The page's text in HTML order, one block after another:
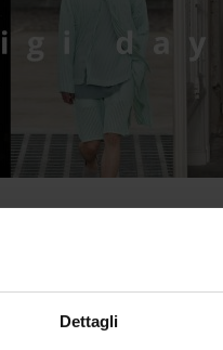
Dettagli
Soba|Giu 21, 2024|